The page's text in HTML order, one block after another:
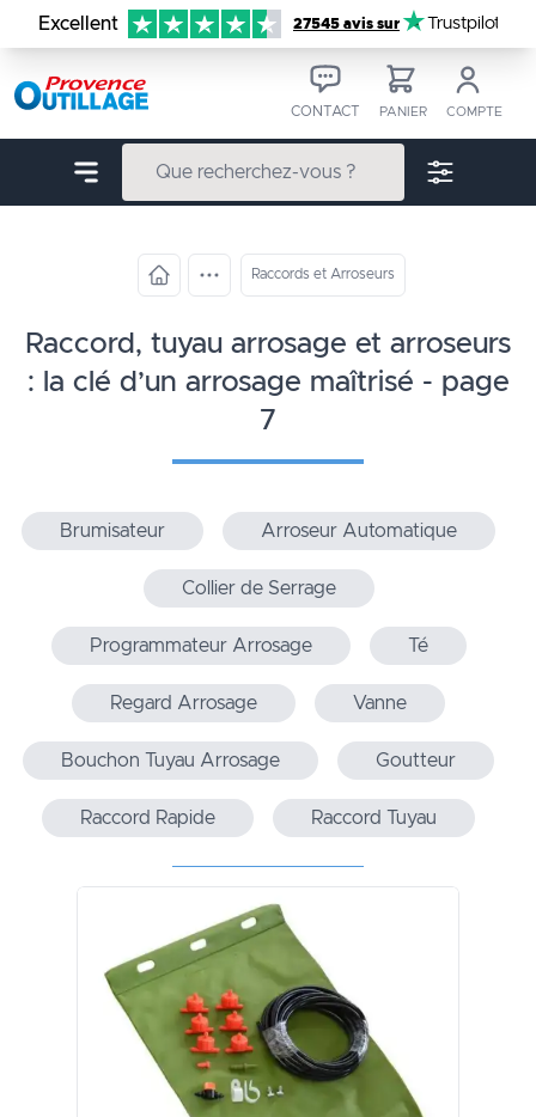
Aller au contenu
Excellent 27545 avis sur Trustpilot
CONTACT PANIER COMPTE
Raccords et Arroseurs
raccord, tuyau arrosage et arroseurs
: la clé d’un arrosage maîtrisé - page
7
Brumisateur Arroseur Automatique
Collier de Serrage
Programmateur Arrosage Té
Regard Arrosage Vanne
Bouchon Tuyau Arrosage Goutteur
Raccord Rapide Raccord Tuyau